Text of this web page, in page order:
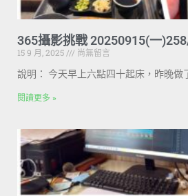
365攝影挑戰 20250915(一
15 9 月, 2025
尚無留言
說明： 今天早上六點四十起床，昨晚做
閱讀更多 »